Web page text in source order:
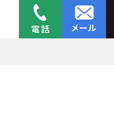
電話 メール